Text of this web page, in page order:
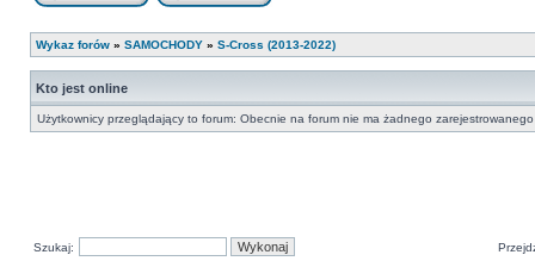
Wykaz forów » SAMOCHODY » S-Cross (2013-2022)
Kto jest online
Użytkownicy przeglądający to forum: Obecnie na forum nie ma żadnego
Szukaj: